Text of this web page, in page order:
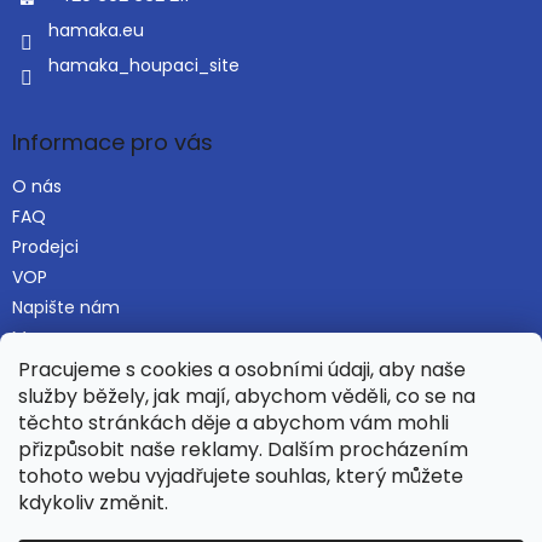
Pracujeme s cookies a osobními údaji, aby naše
služby běžely, jak mají, abychom věděli, co se na
těchto stránkách děje a abychom vám mohli
přizpůsobit naše reklamy. Dalším procházením
tohoto webu vyjadřujete souhlas, který můžete
kdykoliv změnit.
hamaka.eu
hamaka_houpaci_site
Informace pro vás
O nás
FAQ
Prodejci
VOP
Napište nám
Mapa serveru
Najdete nás i na Alza.cz